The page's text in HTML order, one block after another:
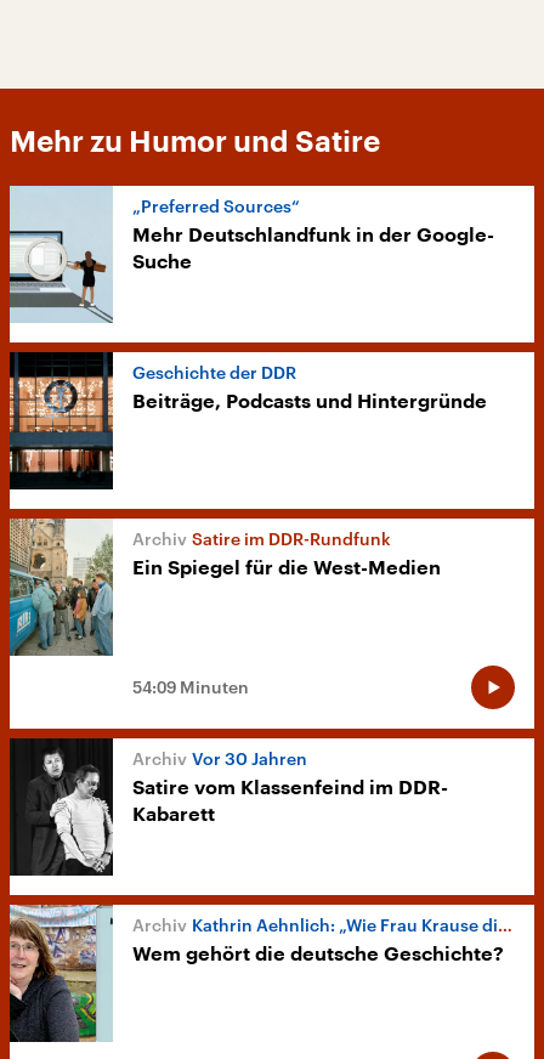
Mehr zu Humor und Satire
„Preferred Sources“
Mehr Deutschlandfunk in der Google-
Suche
Geschichte der DDR
Beiträge, Podcasts und Hintergründe
Satire im DDR-Rundfunk
Ein Spiegel für die West-Medien
54:09 Minuten
Vor 30 Jahren
Satire vom Klassenfeind im DDR-
Kabarett
Kathrin Aehnlich: „Wie Frau Krause die DDR erfand“
Wem gehört die deutsche Geschichte?